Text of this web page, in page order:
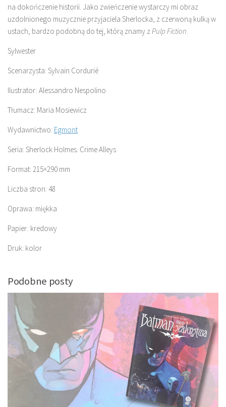
na dokończenie historii. Jako zwieńczenie wystarczy mi obraz
uzdolnionego muzycznie przyjaciela Sherlocka, z czerwoną kulką w
ustach, bardzo podobną do tej, którą znamy z Pulp Fiction.
Sylwester
Scenarzysta: Sylvain Cordurié
Ilustrator: Alessandro Nespolino
Tłumacz: Maria Mosiewicz
Wydawnictwo: Egmont
Seria: Sherlock Holmes. Crime Alleys
Format: 215×290 mm
Liczba stron: 48
Oprawa: miękka
Papier: kredowy
Druk: kolor
Podobne posty